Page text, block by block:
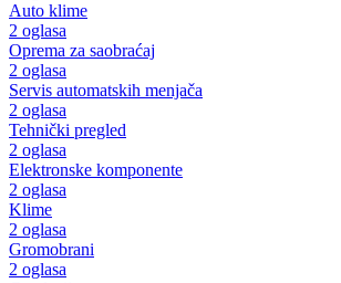
Auto klime
2 oglasa
Oprema za saobraćaj
2 oglasa
Servis automatskih menjača
2 oglasa
Tehnički pregled
2 oglasa
Elektronske komponente
2 oglasa
Klime
2 oglasa
Gromobrani
2 oglasa